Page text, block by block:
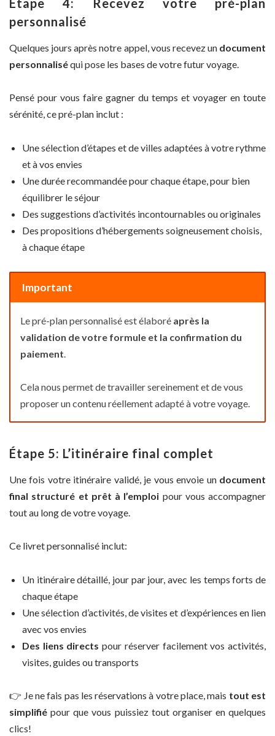
personnalisé
Quelques jours après notre appel, vous recevez un document
personnaliséqui pose les bases de votre futur voyage.
Pensé pour vous faire gagner du temps et voyager en toute
sérénité, ce pré-plan inclut :
Une sélection d’étapes et de villes adaptées à votre rythme
et à vos envies
Une durée recommandée pour chaque étape, pour bien
équilibrer le séjour
Des suggestions d’activités incontournables ou originales
Des propositions d’hébergements soigneusement choisis,
à chaque étape
Important
Le pré-plan personnalisé est élaboré après la
validation de votre formule et la confirmation du
paiement
Cela nous permet de travailler sereinement et de vous
proposer un contenu réellement adapté à votre voyage.
Étape 5: L’itinéraire final complet
Une fois votre itinéraire validé, je vous envoie un document
final structuré et prêt à l’emploi pour vous accompagner
tout au long de votre voyage.
Ce livret personnalisé inclut:
Un itinéraire détaillé, jour par jour, avec les temps forts de
chaque étape
Une sélection d’activités, de visites et d’expériences en lien
avec vos envies
Des liens directs pour réserver facilement vos activités,
visites, guides ou transports
👉 Je ne fais pas les réservations à votre place, mais tout est
simplifié pour que vous puissiez tout organiser en quelques
clics!